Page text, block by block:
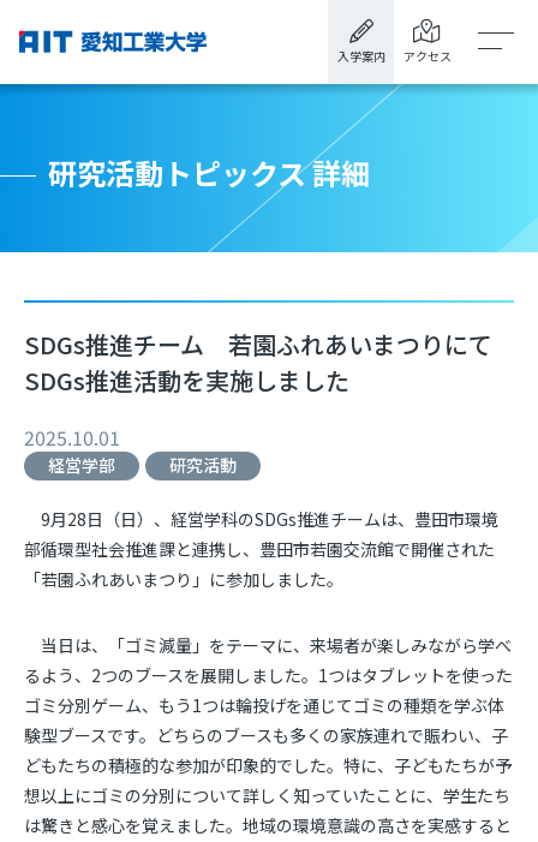
入学案内 アクセス
研究活動トピックス 詳細
SDGs推進チーム 若園ふれあいまつりにて
SDGs推進活動を実施しました
2025.10.01
経営学部 研究活動
9月28日（日）、経営学科のSDGs推進チームは、豊田市環境
部循環型社会推進課と連携し、豊田市若園交流館で開催された
「若園ふれあいまつり」に参加しました。
当日は、「ゴミ減量」をテーマに、来場者が楽しみながら学べ
るよう、 2つのブースを展開しました。 1つはタブレットを使った
ゴミ分別ゲーム、もう 1つは輪投げを通じてゴミの種類を学ぶ体
験型ブースです。どちらのブースも多くの家族連れで賑わい、子
どもたちの積極的な参加が印象的でした。 特に、子どもたちが予
想以上にゴミの分別について詳しく知っていたことに、学生たち
は驚きと感心を覚えました。地域の環境意識の高さを実感すると